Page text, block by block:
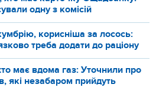
одну з комісій
корисніша за лосось:
треба додати до раціону
має вдома газ: Уточнили про
які незабаром прийдуть